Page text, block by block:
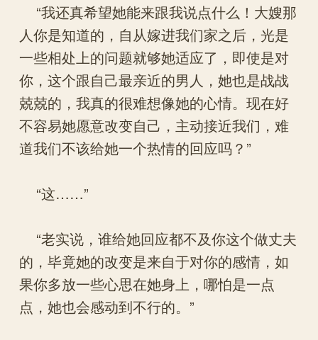
“我还真希望她能来跟我说点什么！大嫂那
人你是知道的，自从嫁进我们家之后，光是
一些相处上的问题就够她适应了，即使是对
你，这个跟自己最亲近的男人，她也是战战
兢兢的，我真的很难想像她的心情。现在好
不容易她愿意改变自己，主动接近我们，难
道我们不该给她一个热情的回应吗？”
“这……”
“老实说，谁给她回应都不及你这个做丈夫
的，毕竟她的改变是来自于对你的感情，如
果你多放一些心思在她身上，哪怕是一点
点，她也会感动到不行的。”